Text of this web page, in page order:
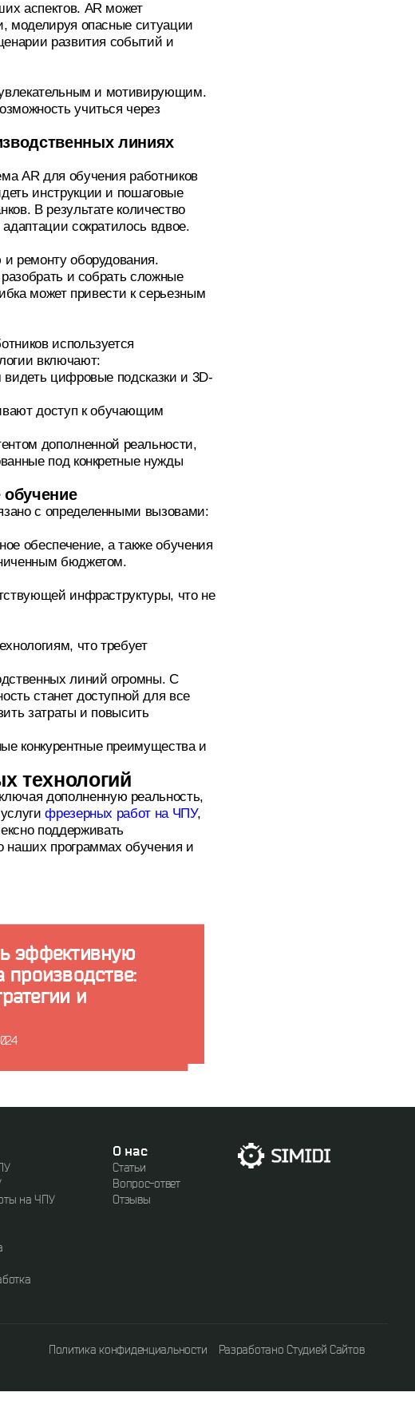
аспектов. AR может
моделируя опасные ситуации
развития событий и
увлекательным и мотивирующим.
учиться через
линиях
AR для обучения работников
инструкции и пошаговые
В результате количество
сократилось вдвое.
ремонту оборудования.
и собрать сложные
может привести к серьезным
используется
включают:
цифровые подсказки и 3D-
доступ к обучающим
дополненной реальности,
под конкретные нужды
с определенными вызовами:
обеспечение, а также обучения
бюджетом.
инфраструктуры, что не
что требует
линий огромны. С
станет доступной для все
затраты и повысить
конкурентные преимущества и
технологий
дополненную реальность,
фрезерных работ на ЧПУ,
поддерживать
наших программах обучения и
эффективную
производстве:
и
на ЧПУ
О нас
Статьи
Вопрос-ответ
Отзывы
Политика конфиденциальности Разработано Студией Сайтов